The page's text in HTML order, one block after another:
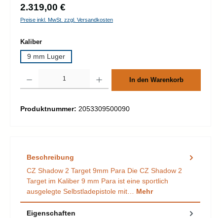
Regulärer Preis:
2.319,00 €
Preise inkl. MwSt. zzgl. Versandkosten
Kaliberauswählen
9 mm Luger
In den Warenkorb
Produktnummer: 2053309500090
Beschreibung
CZ Shadow 2 Target 9mm Para Die CZ Shadow 2
Target im Kaliber 9 mm Para ist eine sportlich
ausgelegte Selbstladepistole mit… Mehr
Eigenschaften